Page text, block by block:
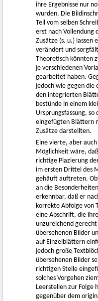
ihre Ergebnisse nur
wurden. Die
Teil vom selben
erst nach Vollendung
Zusätze (s. u.) lassen
verändert und
Theoretisch könnten
je verschiedenen
gearbeitet haben.
jedoch wie gegen die
den integrierten
bestünde in einem
Ursprungsfassung,
eingefügten Blättern
Zusätze darstellten.
Eine vierte, aber
Möglichkeit wäre,
richtige Plazierung
im ersten Drittel des
gehäuft auftreten.
an die
erkennbar, daß er
korrekte Abfolge von
eine Abschrift, die
unzureichend
übersehenen Bilder
auf Einzelblättern
jedoch große
übersehenen Bilder
richtigen Stelle
solches Vorgehen
Leerstellen zur Folge
gegenüber dem